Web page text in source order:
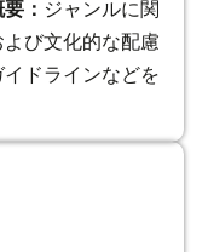
： ジャンルに関
び文化的な配慮
ドラインなどを